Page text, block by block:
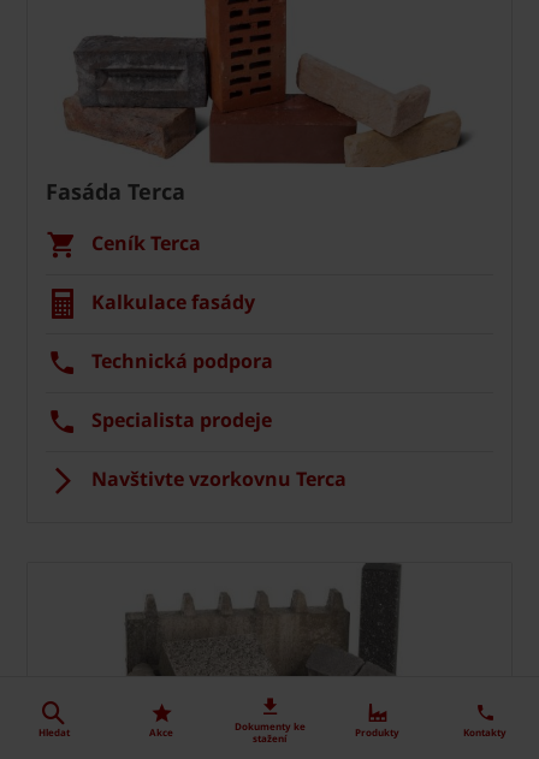
Fasáda Terca
Ceník Terca
Kalkulace fasády
Technická podpora
Specialista prodeje
Navštivte vzorkovnu Terca
Hledat Akce
Dokumenty ke
stažení
Produkty Kontakty